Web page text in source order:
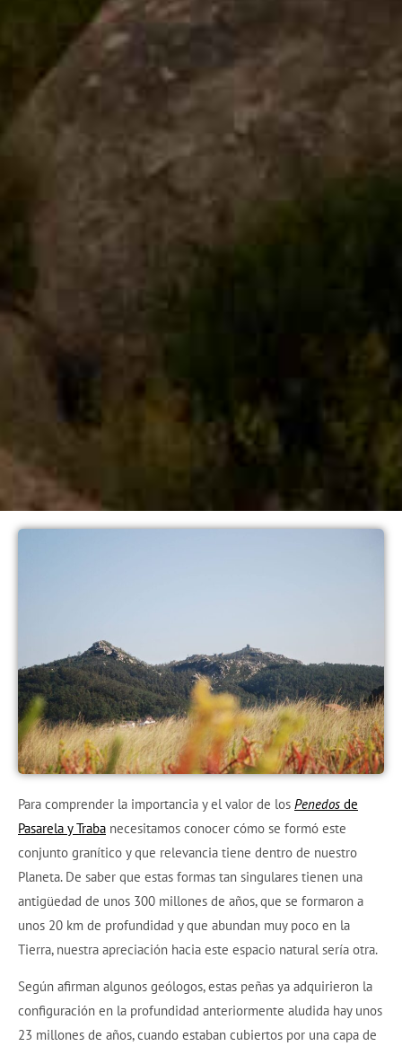
Para comprender la importancia y el valor de los Penedos de
Pasarela y Traba necesitamos conocer cómo se formó este
conjunto granítico y que relevancia tiene dentro de nuestro
Planeta. De saber que estas formas tan singulares tienen una
antigüedad de unos 300 millones de años, que se formaron a
unos 20 km de profundidad y que abundan muy poco en la
Tierra, nuestra apreciación hacia este espacio natural sería otra.
Según afirman algunos geólogos, estas peñas ya adquirieron la
configuración en la profundidad anteriormente aludida hay unos
23 millones de años, cuando estaban cubiertos por una capa de